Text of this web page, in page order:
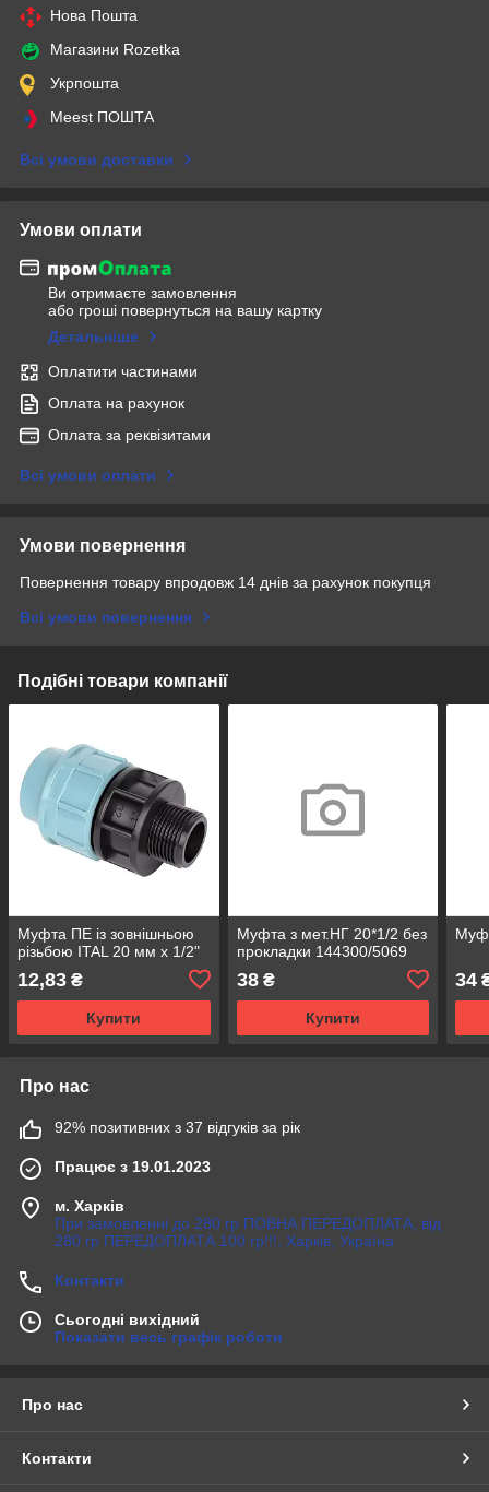
Нова Пошта
Магазини Rozetka
Укрпошта
Meest ПОШТА
Всі умови доставки
Умови оплати
Ви отримаєте замовлення
або гроші повернуться на вашу картку
Детальніше
Оплатити частинами
Оплата на рахунок
Оплата за реквізитами
Всі умови оплати
Умови повернення
Повернення товару впродовж 14 днів за рахунок покупця
Всі умови повернення
Подібні товари компанії
Муфта ПЕ із зовнішньою
різьбою ITAL 20 мм х 1/2"
12,83 ₴
Купити
Муфта з мет.НГ 20*1/2 без
прокладки 144300/5069
38₴
Купити
34
Про нас
92% позитивних з 37 відгуків за рік
Працює з 19.01.2023
м. Харків
При замовленні до 280 гр ПОВНА ПЕРЕДОПЛАТА, від
280 гр ПЕРЕДОПЛАТА 100 гр!!!, Харків, Україна
Контакти
Сьогодні вихідний
Показати весь графік роботи
Про нас
Контакти